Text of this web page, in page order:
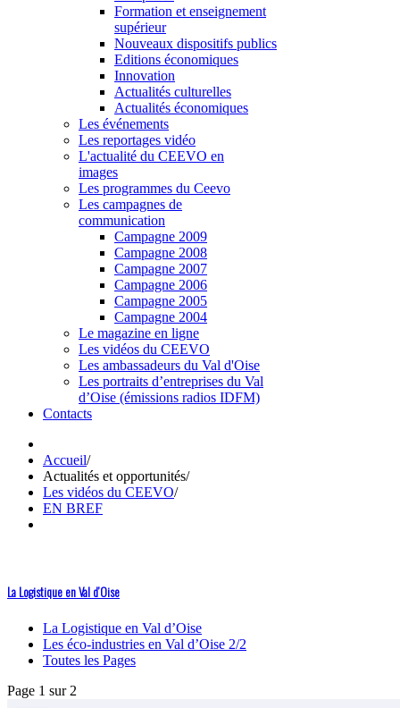
Formation et enseignement
supérieur
Nouveaux dispositifs publics
Editions économiques
Innovation
Actualités culturelles
Actualités économiques
Les événements
Les reportages vidéo
L'actualité du CEEVO en
images
Les programmes du Ceevo
Les campagnes de
communication
Campagne 2009
Campagne 2008
Campagne 2007
Campagne 2006
Campagne 2005
Campagne 2004
Le magazine en ligne
Les vidéos du CEEVO
Les ambassadeurs du Val d'Oise
Les portraits d’entreprises du Val
d’Oise (émissions radios IDFM)
Contacts
Accueil/
Actualités et opportunités/
Les vidéos du CEEVO/
EN BREF
La Logistique en Val d’Oise
La Logistique en Val d’Oise
Les éco-industries en Val d’Oise 2/2
Toutes les Pages
Page 1 sur 2